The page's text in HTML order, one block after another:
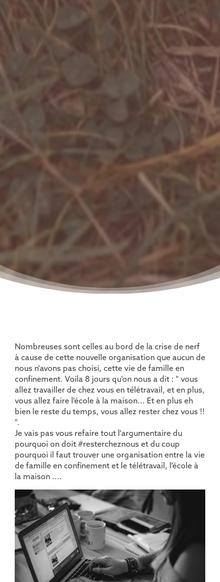
Nombreuses sont celles au bord de la crise de nerf
à cause de cette nouvelle organisation que aucun de
nous n'avons pas choisi, cette vie de famille en
confinement. Voila 8 jours qu'on nous a dit : " vous
allez travailler de chez vous en télétravail, et en plus,
vous allez faire l'école à la maison... Et en plus eh
bien le reste du temps, vous allez rester chez vous !!
".
Je vais pas vous refaire tout l'argumentaire du
pourquoi on doit #restercheznous et du coup
pourquoi il faut trouver une organisation entre la vie
de famille en confinement et le télétravail, l'école à
la maison ....